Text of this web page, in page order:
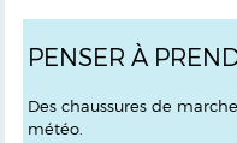
PENSER À
Des chaussures de
météo.